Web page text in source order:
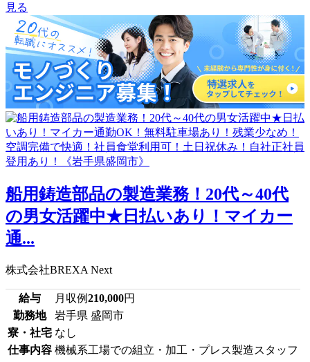
見る
船用鋳造部品の製造業務！20代～40代
の男女活躍中★日払いあり！マイカー
通...
株式会社BREXA Next
給与 月収例210,000円
勤務地
岩手県 盛岡市
寮・社宅 なし
仕事内容 機械系工場での組立・加工・プレス製造スタッフ